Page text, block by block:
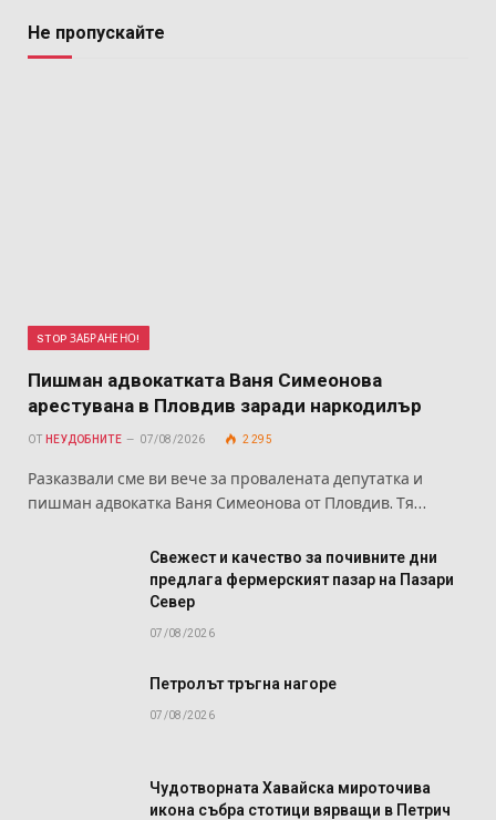
Не пропускайте
STOP ЗАБРАНЕНО!
Пишман адвокатката Ваня Симеонова
арестувана в Пловдив заради наркодилър
ОТ НЕУДОБНИТЕ 07/08/2026 2 295
Разказвали сме ви вече за провалената депутатка и
пишман адвокатка Ваня Симеонова от Пловдив. Тя…
Свежест и качество за почивните дни
предлага фермерският пазар на Пазари
Север
07/08/2026
Петролът тръгна нагоре
07/08/2026
Чудотворната Хавайска мироточива
икона събра стотици вярващи в Петрич